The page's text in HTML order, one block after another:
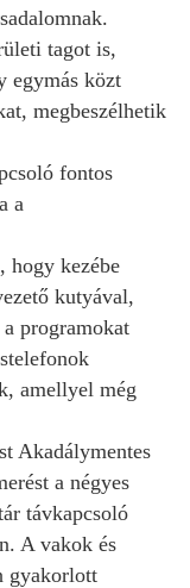
tagot is,
egymás közt
megbeszélhetik
fontos
a
hogy kezébe
kutyával,
programokat
amellyel még
Akadálymentes
a négyes
távkapcsoló
A vakok és
gyakorlott